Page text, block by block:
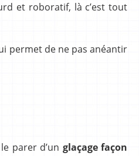
et roboratif, là c’est tout
permet de ne pas anéantir
parer d’un glaçage façon